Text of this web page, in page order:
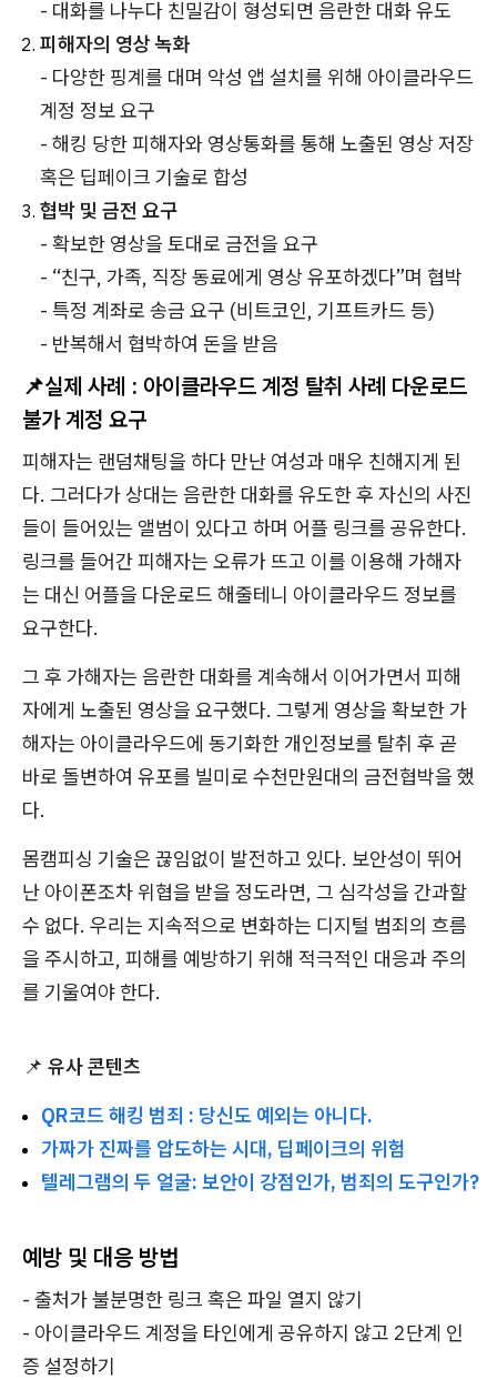
- 대화를 나누다 친밀감이 형성되면 음란한 대화 유도
피해자의 영상 녹화
- 다양한 핑계를 대며 악성 앱 설치를 위해 아이클라우드
계정 정보 요구
- 해킹 당한 피해자와 영상통화를 통해 노출된 영상 저장
혹은 딥페이크 기술로 합성
협박 및 금전 요구
- 확보한 영상을 토대로 금전을 요구
- “친구, 가족, 직장 동료에게 영상 유포하겠다”며 협박
- 특정 계좌로 송금 요구 (비트코인, 기프트카드 등)
- 반복해서 협박하여 돈을 받음
📌실제 사례 : 아이클라우드 계정 탈취 사례 다운로드
불가 계정 요구
피해자는 랜덤채팅을 하다 만난 여성과 매우 친해지게 된
다. 그러다가 상대는 음란한 대화를 유도한 후 자신의 사진
들이 들어있는 앨범이 있다고 하며 어플 링크를 공유한다.
링크를 들어간 피해자는 오류가 뜨고 이를 이용해 가해자
는 대신 어플을 다운로드 해줄테니 아이클라우드 정보를
요구한다.
그 후 가해자는 음란한 대화를 계속해서 이어가면서 피해
자에게 노출된 영상을 요구했다. 그렇게 영상을 확보한 가
해자는 아이클라우드에 동기화한 개인정보를 탈취 후 곧
바로 돌변하여 유포를 빌미로 수천만원대의 금전협박을 했
다.
몸캠피싱 기술은 끊임없이 발전하고 있다. 보안성이 뛰어
난 아이폰조차 위협을 받을 정도라면, 그 심각성을 간과할
수 없다. 우리는 지속적으로 변화하는 디지털 범죄의 흐름
을 주시하고, 피해를 예방하기 위해 적극적인 대응과 주의
를 기울여야 한다.
📌 유사 콘텐츠
QR코드 해킹 범죄 : 당신도 예외는 아니다.
가짜가 진짜를 압도하는 시대, 딥페이크의 위험
텔레그램의 두 얼굴: 보안이 강점인가, 범죄의 도구인가?
예방 및 대응 방법
- 출처가 불분명한 링크 혹은 파일 열지 않기
- 아이클라우드 계정을 타인에게 공유하지 않고 2단계 인
증 설정하기